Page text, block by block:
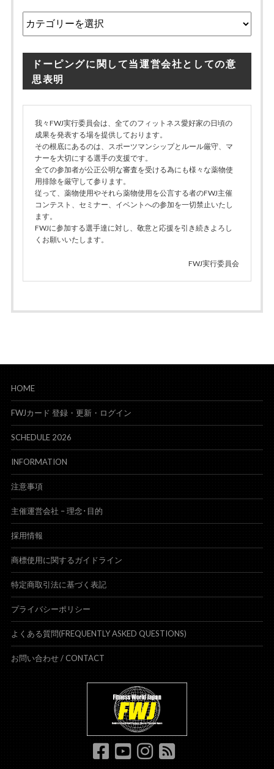
テ
リ
ドーピングに関して当運営会社としての意
思表明
我々FWJ実行委員会は、全てのフィットネス愛好家の日頃の
成果を発表する場を提供しております。
その根底にあるのは、スポーツマンシップとルール厳守、マ
ナーを大切にする選手の支援です。
全ての参加者が公正公明な審査を受ける為にも様々な薬物使
用排除を厳守して参ります。
従って、薬物使用やそれら薬物使用を公言する者のFWJ主催
コンテスト、セミナー、イベントへの参加を一切禁止いたし
ます。
FWJに参加する選手達に対し、敬意と応援を引き続きよろし
くお願いいたします。
FWJ実行委員会
HOME
FWJカード 登録・更新・ログイン
SCHEDULE 2026
INFORMATION
注意事項
主催運営会社 – 理念･目的
採用情報
商標使用に関するガイドライン
特定商取引法に基づく表記
プライバシーポリシー
よくある質問(FREQUENTLY ASKED QUESTIONS)
お問い合わせ / CONTACT